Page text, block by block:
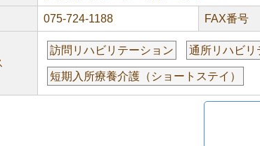
075-724-1188 FAX番号
訪問リハビリテーション 通所リハビリ
短期入所療養介護（ショートステイ）